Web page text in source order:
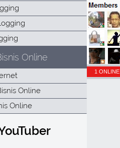
Online
1 ONLINE